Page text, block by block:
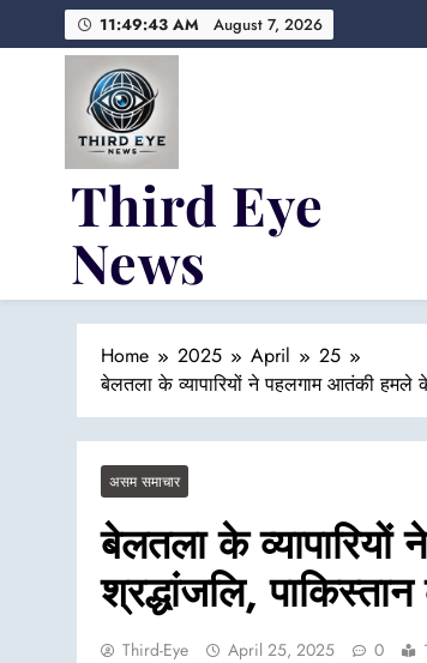
to
11:49:43 AM August 7, 2026
Third Eye
News
Home 2025 April
25
बेलतला के व्यापारियों ने पहलगाम आतंकी हमले के
असम समाचार
बेलतला के
श्रद्धांजलि,
Third-Eye April 25, 2025 0